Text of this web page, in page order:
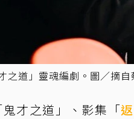
之道」靈魂編劇。圖／摘自
鬼才之道」、影集「